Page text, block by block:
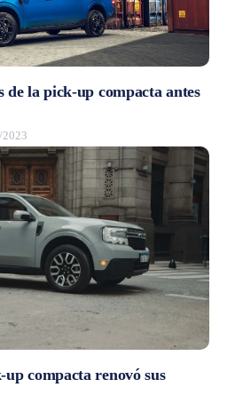
la pick-up compacta antes
compacta renovó sus